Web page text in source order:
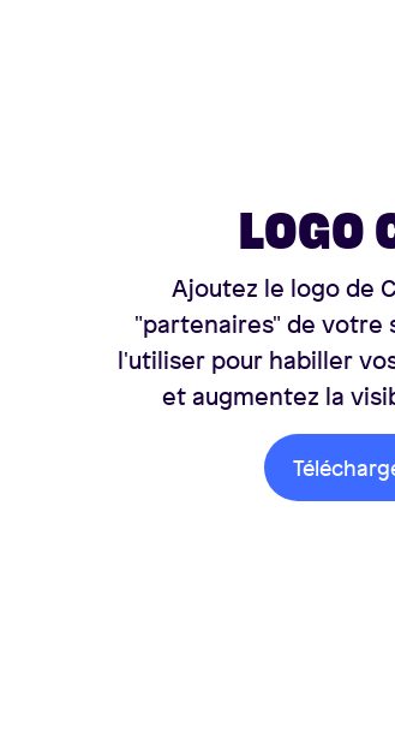
LOGO
Ajoutez le logo de
"partenaires" de votre
l'utiliser pour habiller
et augmentez la